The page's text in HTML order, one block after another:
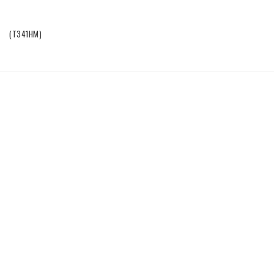
(T341HM)